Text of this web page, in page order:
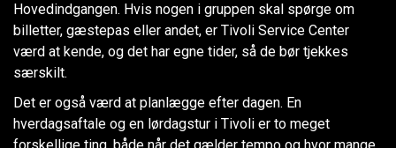
Hovedindgangen. Hvis nogen i gruppen skal spørge om
billetter, gæstepas eller andet, er Tivoli Service Center
værd at kende, og det har egne tider, så de bør tjekkes
særskilt.
Det er også værd at planlægge efter dagen. En
hverdagsaftale og en lørdagstur i Tivoli er to meget